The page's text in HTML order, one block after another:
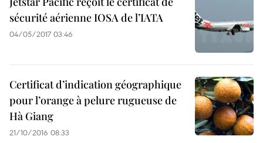
sécurité aérienne IOSA de l’IATA
04/05/2017 03:46
Certificat d’indication géographique
pour l’orange à pelure rugueuse de
Hà Giang
21/10/2016 08:33